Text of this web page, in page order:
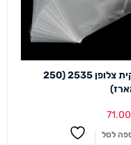
שקית צלופן 2535 (250
71.00
לסל